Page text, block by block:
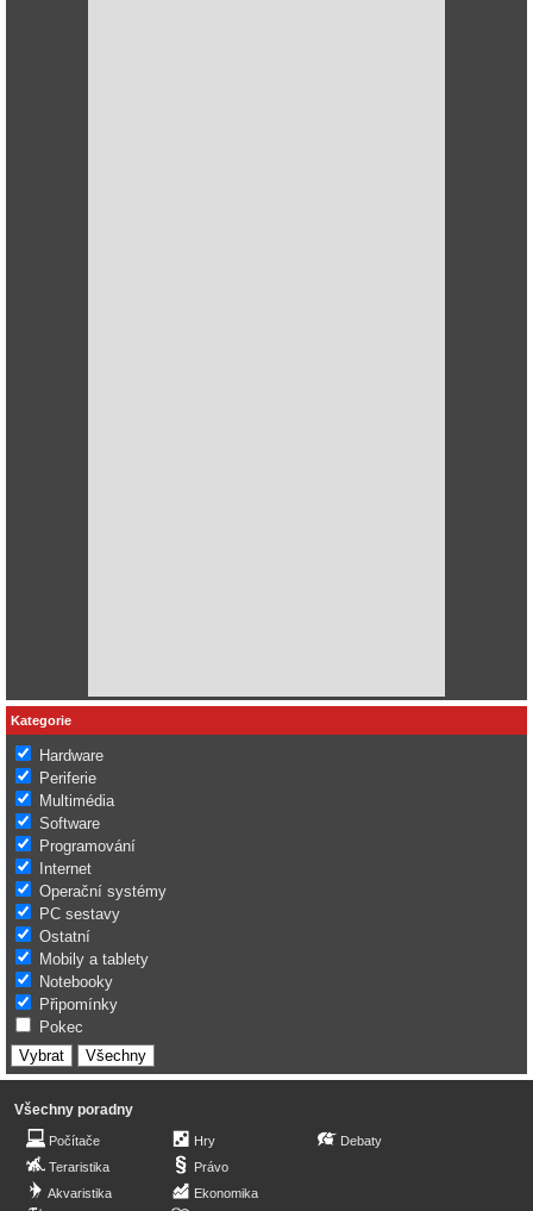
Kategorie
Hardware
Periferie
Multimédia
Software
Programování
Internet
Operační systémy
PC sestavy
Ostatní
Mobily a tablety
Notebooky
Připomínky
Pokec
Všechny poradny
Počítače
Teraristika
Akvaristika
Hry
Právo
Ekonomika
Debaty